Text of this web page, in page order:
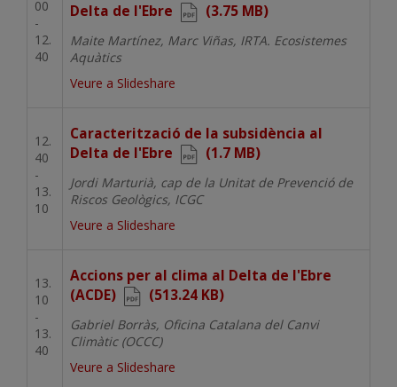
00
-
12.
40
Delta de l'Ebre
(3.75 MB)
Maite Martínez, Marc Viñas, IRTA. Ecosistemes
Aquàtics
Veure a Slideshare
12.
40
-
13.
10
Document
Caracterització de la subsidència al
Delta de l'Ebre
(1.7 MB)
Jordi Marturià, cap de la Unitat de Prevenció de
Riscos Geològics, ICGC
Veure a Slideshare
13.
10
-
13.
40
Document
Accions per al clima al Delta de l'Ebre
(ACDE)
(513.24 KB)
Gabriel Borràs, Oficina Catalana del Canvi
Climàtic (OCCC)
Veure a Slideshare